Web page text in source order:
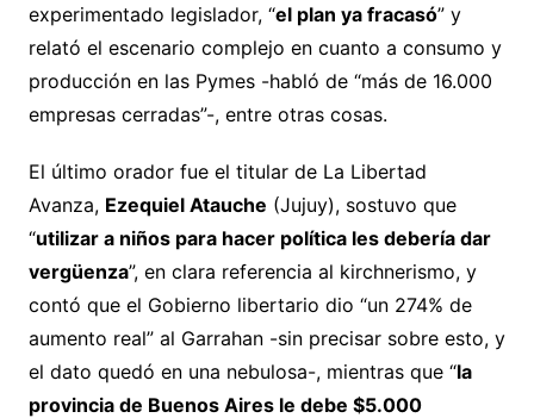
experimentado legislador, “el plan ya fracasó” y
relató el escenario complejo en cuanto a consumo y
producción en las Pymes -habló de “más de 16.000
empresas cerradas”-, entre otras cosas.
El último orador fue el titular de La Libertad
Avanza, Ezequiel Atauche (Jujuy), sostuvo que
“utilizar a niños para hacer política les debería dar
vergüenza”, en clara referencia al kirchnerismo, y
contó que el Gobierno libertario dio “un 274% de
aumento real” al Garrahan -sin precisar sobre esto, y
el dato quedó en una nebulosa-, mientras que “la
provincia de Buenos Aires le debe $5.000